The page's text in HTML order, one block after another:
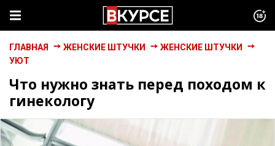
ГЛАВНАЯ ЖЕНСКИЕ ШТУЧКИ
ЖЕНСКИЕ ШТУЧКИ
УЮТ
Что нужно знать перед походом к
гинекологу